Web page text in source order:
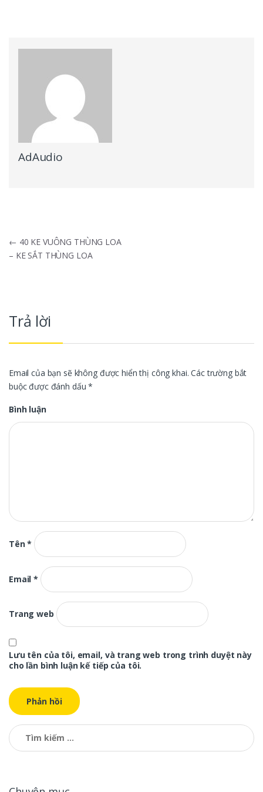
AdAudio
Điều hướng bài viết
← 40 KE VUÔNG THÙNG LOA
– KE SẮT THÙNG LOA
Trả lời
Email của bạn sẽ không được hiển thị công khai. Các trường bắt
buộc được đánh dấu*
Bình luận
Tên*
Email*
Trang web
Lưu tên của tôi, email, và trang web trong trình duyệt này
cho lần bình luận kế tiếp của tôi.
Tìm kiếm cho: